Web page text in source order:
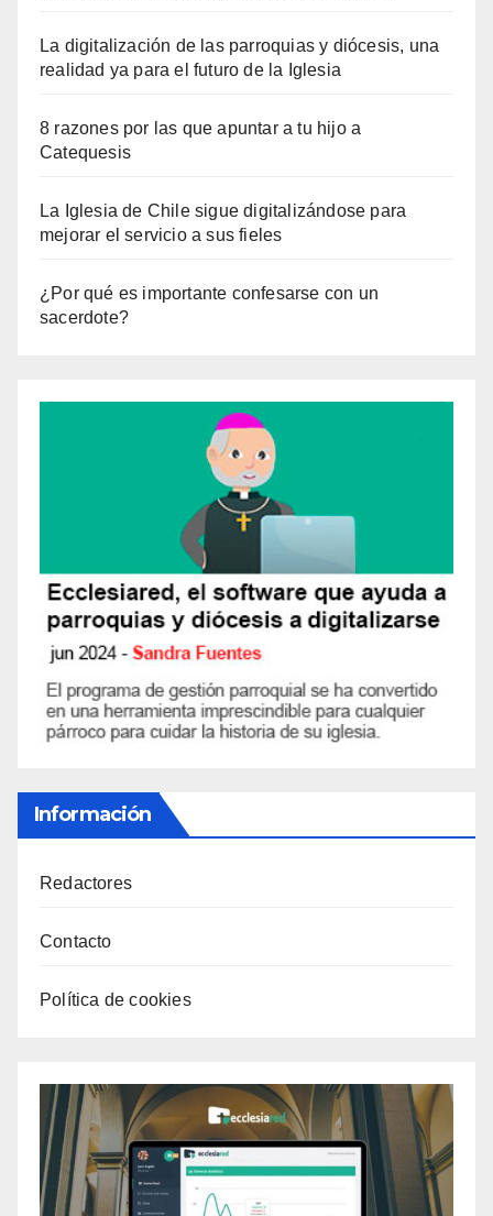
La digitalización de las parroquias y diócesis, una
realidad ya para el futuro de la Iglesia
8 razones por las que apuntar a tu hijo a
Catequesis
La Iglesia de Chile sigue digitalizándose para
mejorar el servicio a sus fieles
¿Por qué es importante confesarse con un
sacerdote?
Información
Redactores
Contacto
Política de cookies